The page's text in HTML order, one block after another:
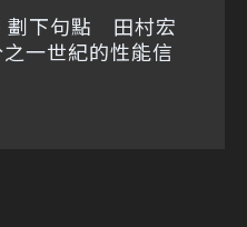
劃下句點 田村宏
一世紀的性能信